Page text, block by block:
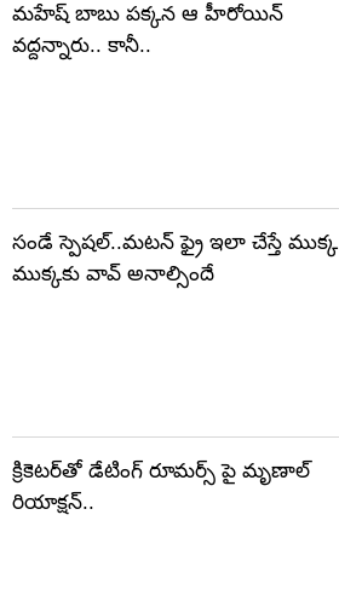
మహేష్ బాబు పక్కన ఆ హీరోయిన్
వద్దన్నారు.. కానీ..
సండే స్పెషల్..మటన్ ఫ్రై ఇలా చేస్తే ముక్క
ముక్కకు వావ్ అనాల్సిందే
క్రికెటర్‏తో డేటింగ్ రూమర్స్ పై మృణాల్
రియాక్షన్..